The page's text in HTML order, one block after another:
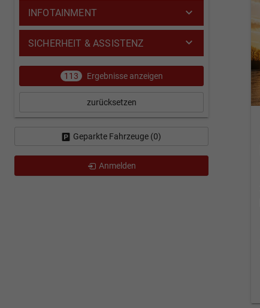
INFOTAINMENT
SICHERHEIT & ASSISTENZ
113 Ergebnisse anzeigen
zurücksetzen
Geparkte Fahrzeuge (0)
Anmelden